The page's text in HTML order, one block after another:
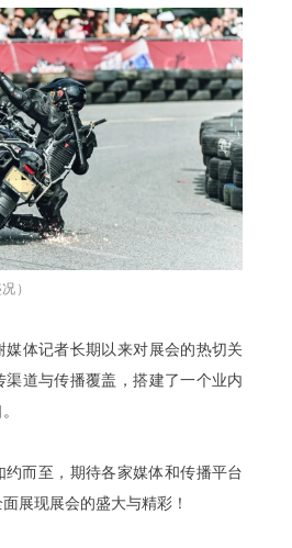
）
媒体记者长期以来对展会的热切关
渠道与传播覆盖，搭建了一个业内
约而至，期待各家媒体和传播平台
展现展会的盛大与精彩！